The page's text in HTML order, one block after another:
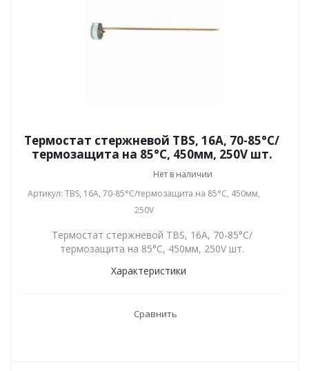
Термостат стержневой TBS, 16A, 70-85°С/
термозащита на 85°С, 450мм, 250V шт.
Нет в наличии
Артикул: TBS, 16A, 70-85°С/термозащита на 85°С, 450мм,
250V
Термостат стержневой TBS, 16A, 70-85°С/
термозащита на 85°С, 450мм, 250V шт.
Характеристики
Сравнить